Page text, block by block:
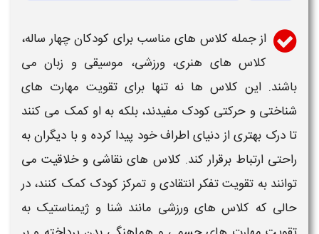
از جمله کلاس های مناسب برای کودکان چهار ساله،
کلاس های هنری، ورزشی، موسیقی و زبان می
باشند. این کلاس ها نه تنها برای تقویت مهارت های
شناختی و حرکتی کودک مفیدند، بلکه به او کمک می کنند
تا درک بهتری از دنیای اطراف خود پیدا کرده و با دیگران به
راحتی ارتباط برقرار کند. کلاس هاینقاشی و خلاقیت می
توانند به تقویت تفکر انتقادی و تمرکز کودک کمک کنند، در
حالی که کلاس های ورزشی مانند شنا و ژیمناستیک به